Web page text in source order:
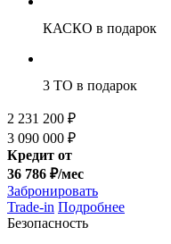
КАСКО в подарок
3 ТО в подарок
2 231 200 ₽
3 090 000 ₽
Кредит от
36 786 ₽/мес
Забронировать
Trade-in Подробнее
Безопасность